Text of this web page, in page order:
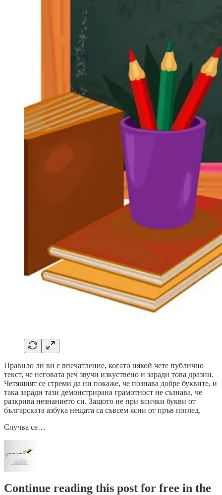
Правило ли ви е впечатление, когато някой чете публично
текст, че неговата реч звучи изкуствено и заради това дразни.
Четящият се стреми да ни покаже, че познава добре буквите, и
така заради тази демонстрирана грамотност не съзнава, че
разкрива незнанието си. Защото не при всички букви от
българската азбука нещата са съвсем ясни от пръв поглед.
Случва се…
Continue reading this post for free in the